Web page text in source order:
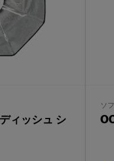
ィッシュ シ
ソ